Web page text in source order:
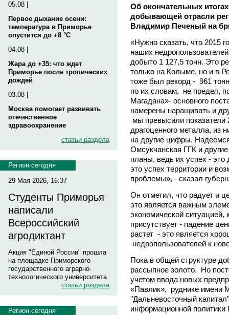
05.08 |
Первое дыхание осени:
температура в Приморье
опустится до +8 °C
04.08 |
Жара до +35: что ждет
Приморье после тропических
дождей
03.08 |
Москва помогает развивать
отечественное
здравоохранение
статьи раздела
Регион сегодня
29 Мая 2026, 16:37
Студенты Приморья
написали
Всероссийский
агродиктант
Акция "Единой России" прошла
на площадке Приморского
государственного аграрно-
технологического университета
статьи раздела
Регион сегодня
Об окончательных
добывающей отрасли
Владимир Печеный на
«Нужно сказать, что 2015
наших
добыто 1 127,5 тонн. Это
только на Колыме, но и в
тоже был рекорд - 961
по их словам, не предел,
Магадана»- основного
намерены наращивать и
мы превысили показатели
драгоценного металла, из
на другие цифры.
Омсукчанская ГГК и
планы, ведь их успех - это
это успех территории и
проблемы», - сказал
Он отметил, что радует и
это является важным
экономической ситуацией,
присутствует - падение
растет - это является
недропользователей к
Пока в общей структуре
рассыпное золото. Но
учетом ввода новых
«Павлик», руднике имени
"Дальневосточный
информационной политики